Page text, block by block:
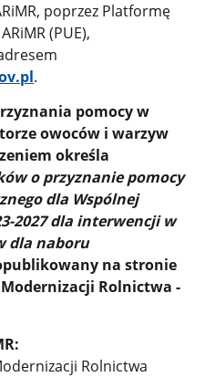
poprzez Platformę
(PUE),
.
pomocy w
owoców i warzyw
określa
o przyznanie pomocy
dla Wspólnej
2027 dla interwencji w
dla naboru
na stronie
Rolnictwa -
Rolnictwa